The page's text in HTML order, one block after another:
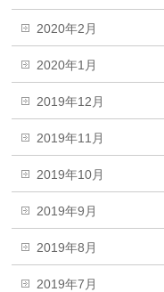
2020年2月
2020年1月
2019年12月
2019年11月
2019年10月
2019年9月
2019年8月
2019年7月